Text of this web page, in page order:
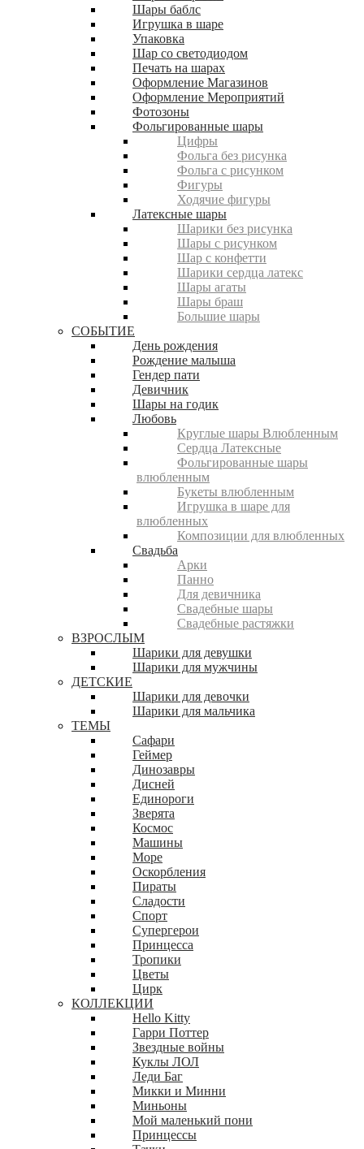
Шары баблс
Игрушка в шаре
Упаковка
Шар со светодиодом
Печать на шарах
Оформление Магазинов
Оформление Мероприятий
Фотозоны
Фольгированные шары
Цифры
Фольга без рисунка
Фольга с рисунком
Фигуры
Ходячие фигуры
Латексные шары
Шарики без рисунка
Шары с рисунком
Шар с конфетти
Шарики сердца латекс
Шары агаты
Шары браш
Большие шары
СОБЫТИЕ
День рождения
Рождение малыша
Гендер пати
Девичник
Шары на годик
Любовь
Круглые шары Влюбленным
Сердца Латексные
Фольгированные шары
влюбленным
Букеты влюбленным
Игрушка в шаре для
влюбленных
Композиции для влюбленных
Свадьба
Арки
Панно
Для девичника
Свадебные шары
Свадебные растяжки
ВЗРОСЛЫМ
Шарики для девушки
Шарики для мужчины
ДЕТСКИЕ
Шарики для девочки
Шарики для мальчика
ТЕМЫ
Сафари
Геймер
Динозавры
Дисней
Единороги
Зверята
Космос
Машины
Море
Оскорбления
Пираты
Сладости
Спорт
Супергерои
Принцесса
Тропики
Цветы
Цирк
КОЛЛЕКЦИИ
Hello Kitty
Гарри Поттер
Звездные войны
Куклы ЛОЛ
Леди Баг
Микки и Минни
Миньоны
Мой маленький пони
Принцессы